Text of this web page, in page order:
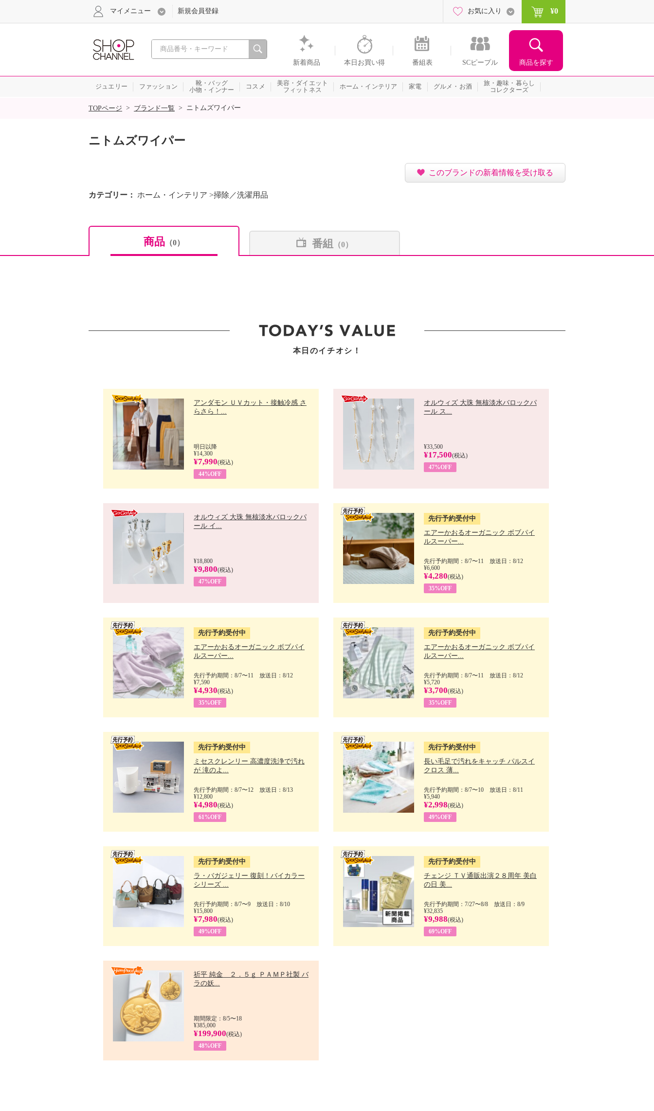
心おどる、瞬間を。通販・テレビショッピングのショップチャンネル
新着商品 本日お買い得 番組表 SCピープル 商品を探す
マイメニュー 新規会員登録 お気に入り ¥0
ジュエリー ファッション
靴・バッグ
小物・インナー
コスメ
美容・ダイエット
フィットネス
ホーム・インテリア 家電 グルメ・お酒
旅・趣味・暮らし
コレクターズ
SALE
TOPページ > ブランド一覧 > ニトムズワイパー
ニトムズワイパー
このブランドの新着情報を受け取る
カテゴリー ホーム・インテリア >掃除／洗濯用品
商品 （0） 番組 （0）
本日のイチオシ！
アンダモン ＵＶカット・接触冷感 さ
らさら！...
明日以降
¥14,300
¥7,990(税込)
44%OFF
オルウィズ 大珠 無核淡水バロックパ
ール ス...
¥33,500
¥17,500(税込)
47%OFF
オルウィズ 大珠 無核淡水バロックパ
ール イ...
¥18,800
¥9,800(税込)
47%OFF
先行予約受付中
エアーかおるオーガニック ボブパイ
ルスーパー...
先行予約期間：8/7〜11 放送日：8/12
¥6,600
¥4,280(税込)
35%OFF
先行予約受付中
エアーかおるオーガニック ボブパイ
ルスーパー...
先行予約期間：8/7〜11 放送日：8/12
¥7,590
¥4,930(税込)
35%OFF
先行予約受付中
エアーかおるオーガニック ボブパイ
ルスーパー...
先行予約期間：8/7〜11 放送日：8/12
¥5,720
¥3,700(税込)
35%OFF
先行予約受付中
ミセスクレンリー 高濃度洗浄で汚れ
が 滝のよ...
先行予約期間：8/7〜12 放送日：8/13
¥12,800
¥4,980(税込)
61%OFF
先行予約受付中
長い毛足で汚れをキャッチ パルスイ
クロス 薄...
先行予約期間：8/7〜10 放送日：8/11
¥5,940
¥2,998(税込)
49%OFF
先行予約受付中
ラ・バガジェリー 復刻！バイカラー
シリーズ ...
先行予約期間：8/7〜9 放送日：8/10
¥15,800
¥7,980(税込)
49%OFF
先行予約受付中
チェンジ ＴＶ通販出演２８周年 美白
の日 美...
先行予約期間：7/27〜8/8 放送日：8/9
¥32,835
¥9,988(税込)
69%OFF
祈平 純金 ２．５ｇ ＰＡＭＰ社製 バ
ラの妖...
期間限定：8/5〜18
¥385,000
¥199,900(税込)
48%OFF